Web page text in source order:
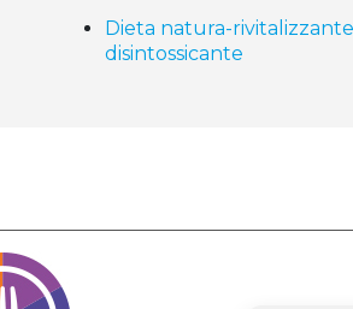
Dieta natura-
disintossicante